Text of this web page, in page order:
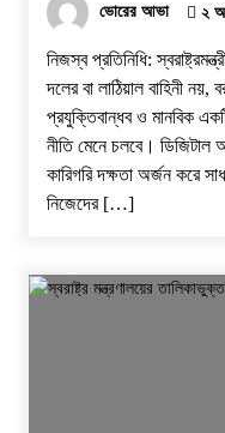
ভোরের আভা ২
নিজস্ব প্রতিনিধি:
দলের বা লাঠিয়াল বাহিনী
প্রযুক্তিবান্ধব ও মানবিক
নীতি মেনে চলবে। ডিজিটাল
কারিগরি দক্ষতা অর্জন করে
নিজেদের […]